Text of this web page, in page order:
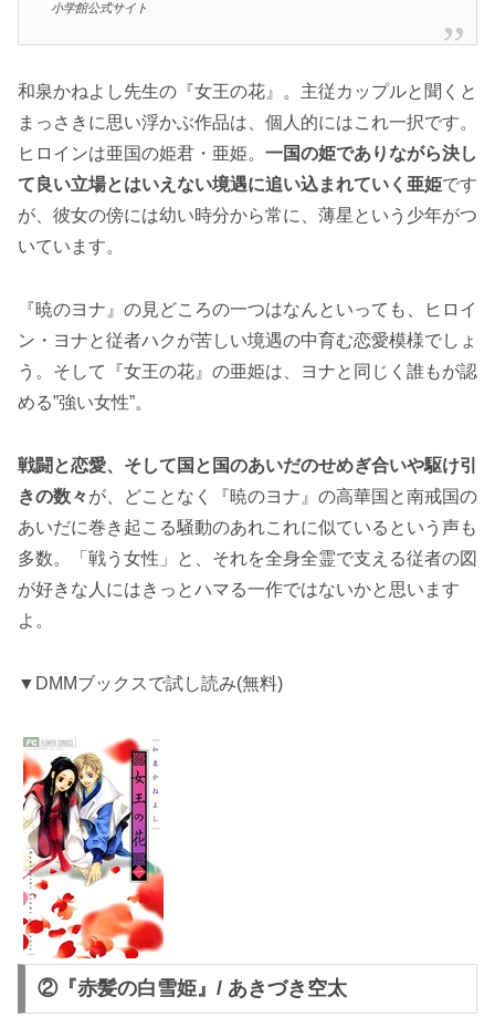
小学館公式サイト
和泉かねよし先生の『女王の花』。主従カップルと聞くと
まっさきに思い浮かぶ作品は、個人的にはこれ一択です。
ヒロインは亜国の姫君・亜姫。 一国の姫でありながら決し
て良い立場とはいえない境遇に追い込まれていく亜姫です
が、彼女の傍には幼い時分から常に、薄星という少年がつ
いています。
『暁のヨナ』の見どころの一つはなんといっても、ヒロイ
ン・ヨナと従者ハクが苦しい境遇の中育む恋愛模様でしょ
う。そして『女王の花』の亜姫は、ヨナと同じく誰もが認
める”強い女性”。
戦闘と恋愛、そして国と国のあいだのせめぎ合いや駆け引
きの数々が、どことなく『暁のヨナ』の高華国と南戒国の
あいだに巻き起こる騒動のあれこれに似ているという声も
多数。「戦う女性」と、それを全身全霊で支える従者の図
が好きな人にはきっとハマる一作ではないかと思います
よ。
▼DMMブックスで試し読み(無料)
②『赤髪の白雪姫』/ あきづき空太